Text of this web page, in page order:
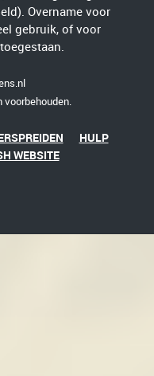
Overname voor
gebruik, of voor
voorbehouden.
HULP
WEBSITE